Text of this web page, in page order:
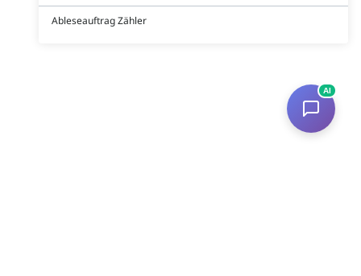
Ableseauftrag Zähler
AI